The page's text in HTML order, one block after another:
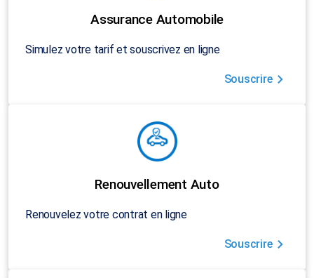
Assurance Automobile
Simulez votre tarif et souscrivez en ligne
Souscrire
Renouvellement Auto
Renouvelez votre contrat en ligne
Souscrire